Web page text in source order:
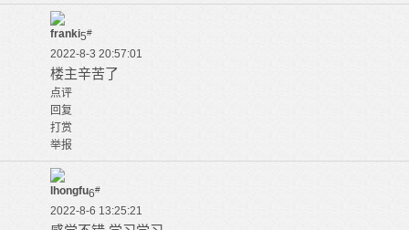
franki5#
2022-8-3 20:57:01
楼主辛苦了
点评
回复
打赏
举报
lhongfu6#
2022-8-6 13:25:21